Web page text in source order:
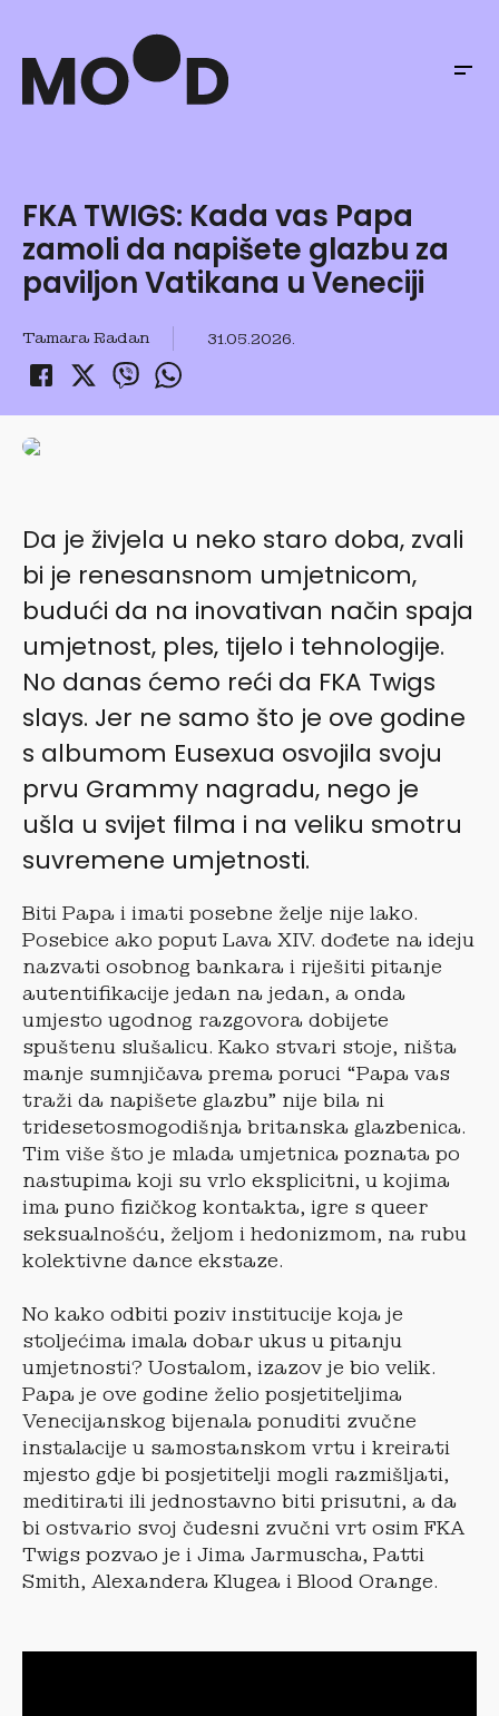
FKA TWIGS: Kada vas Papa
zamoli da napišete glazbu za
paviljon Vatikana u Veneciji
Tamara Radan 31.05.2026.
Da je živjela u neko staro doba, zvali
bi je renesansnom umjetnicom,
budući da na inovativan način spaja
umjetnost, ples, tijelo i tehnologije.
No danas ćemo reći da FKA Twigs
slays. Jer ne samo što je ove godine
s albumom Eusexua osvojila svoju
prvu Grammy nagradu, nego je
ušla u svijet filma i na veliku smotru
suvremene umjetnosti.
Biti Papa i imati posebne želje nije lako.
Posebice ako poput Lava XIV. dođete na ideju
nazvati osobnog bankara i riješiti pitanje
autentifikacije jedan na jedan, a onda
umjesto ugodnog razgovora dobijete
spuštenu slušalicu. Kako stvari stoje, ništa
manje sumnjičava prema poruci “Papa vas
traži da napišete glazbu” nije bila ni
tridesetosmogodišnja britanska glazbenica.
Tim više što je mlada umjetnica poznata po
nastupima koji su vrlo eksplicitni, u kojima
ima puno fizičkog kontakta, igre s queer
seksualnošću, željom i hedonizmom, na rubu
kolektivne dance ekstaze.
No kako odbiti poziv institucije koja je
stoljećima imala dobar ukus u pitanju
umjetnosti? Uostalom, izazov je bio velik.
Papa je ove godine želio posjetiteljima
Venecijanskog bijenala ponuditi zvučne
instalacije u samostanskom vrtu i kreirati
mjesto gdje bi posjetitelji mogli razmišljati,
meditirati ili jednostavno biti prisutni, a da
bi ostvario svoj čudesni zvučni vrt osim FKA
Twigs pozvao je i Jima Jarmuscha, Patti
Smith, Alexandera Klugea i Blood Orange.